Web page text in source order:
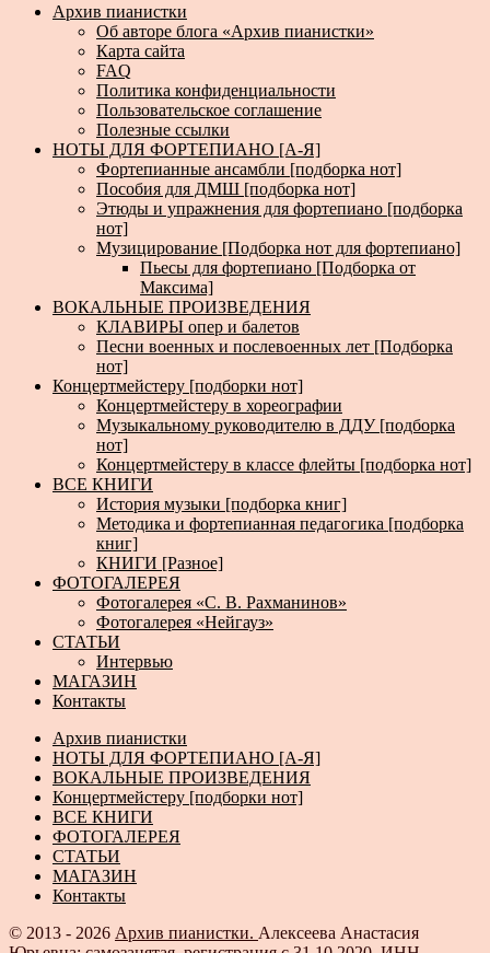
Архив пианистки
Об авторе блога «Архив пианистки»
Карта сайта
FAQ
Политика конфиденциальности
Пользовательское соглашение
Полезные ссылки
НОТЫ ДЛЯ ФОРТЕПИАНО [А-Я]
Фортепианные ансамбли [подборка нот]
Пособия для ДМШ [подборка нот]
Этюды и упражнения для фортепиано [подборка
нот]
Музицирование [Подборка нот для фортепиано]
Пьесы для фортепиано [Подборка от
Максима]
ВОКАЛЬНЫЕ ПРОИЗВЕДЕНИЯ
КЛАВИРЫ опер и балетов
Песни военных и послевоенных лет [Подборка
нот]
Концертмейстеру [подборки нот]
Концертмейстеру в хореографии
Музыкальному руководителю в ДДУ [подборка
нот]
Концертмейстеру в классе флейты [подборка нот]
ВСЕ КНИГИ
История музыки [подборка книг]
Методика и фортепианная педагогика [подборка
книг]
КНИГИ [Разное]
ФОТОГАЛЕРЕЯ
Фотогалерея «С. В. Рахманинов»
Фотогалерея «Нейгауз»
СТАТЬИ
Интервью
МАГАЗИН
Контакты
Архив пианистки
НОТЫ ДЛЯ ФОРТЕПИАНО [А-Я]
ВОКАЛЬНЫЕ ПРОИЗВЕДЕНИЯ
Концертмейстеру [подборки нот]
ВСЕ КНИГИ
ФОТОГАЛЕРЕЯ
СТАТЬИ
МАГАЗИН
Контакты
© 2013 - 2026 Архив пианистки. Алексеева Анастасия